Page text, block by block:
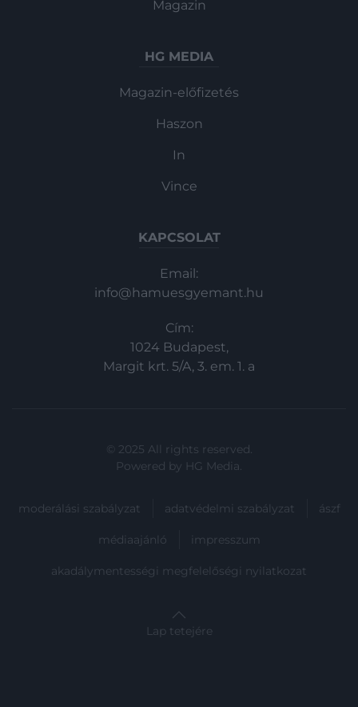
Magazin
HG MEDIA
Magazin-előfizetés
Haszon
In
Vince
KAPCSOLAT
Email:
info@hamuesgyemant.hu
Cím:
1024 Budapest,
Margit krt. 5/A, 3. em. 1. a
© 2025 All rights reserved.
Powered by HG Media.
moderálási szabályzat adatvédelmi szabályzat ászf
médiaajánló impresszum
akadálymentességi megfelelőségi nyilatkozat
Lap tetejére